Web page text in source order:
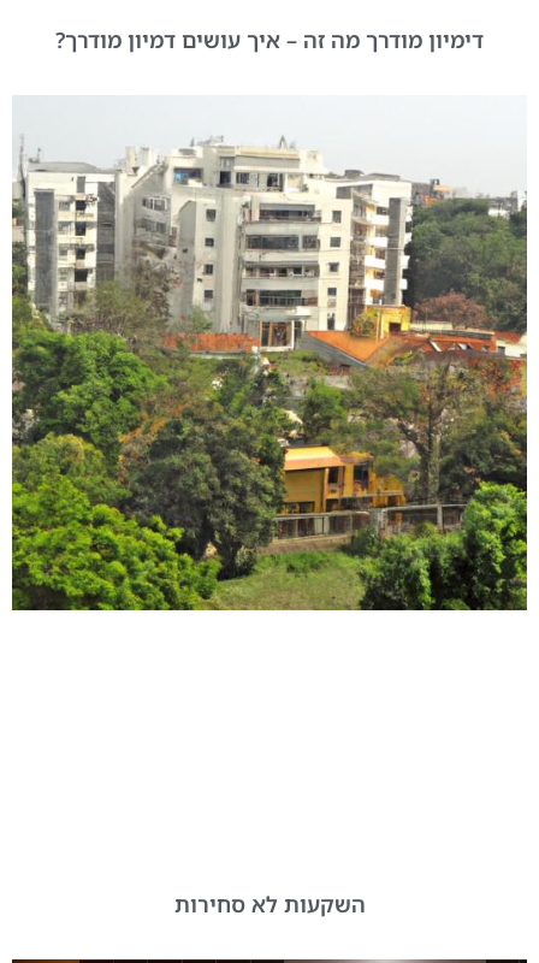
דימיון מודרך מה זה – איך עושים דמיון מודרך?
השקעות לא סחירות